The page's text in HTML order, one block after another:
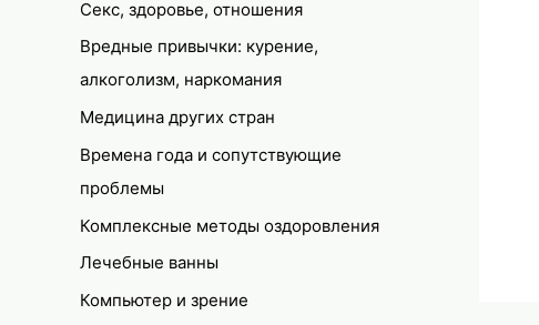
Секс, здоровье, отношения
Вредные привычки: курение,
алкоголизм, наркомания
Медицина других стран
Времена года и сопутствующие
проблемы
Комплексные методы оздоровления
Лечебные ванны
Компьютер и зрение